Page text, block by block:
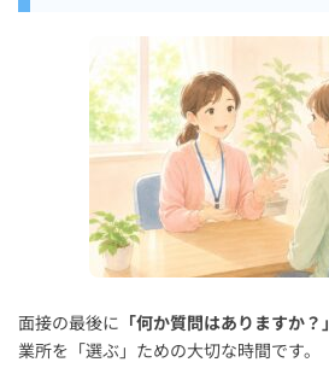
面接の最後に 「何か質問はありますか？」
業所を「選ぶ」ための大切な時間です。